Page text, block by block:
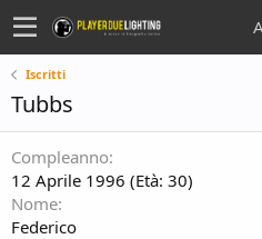
Iscritti
Tubbs
Compleanno
12 Aprile 1996 (Età: 30)
Nome
Federico